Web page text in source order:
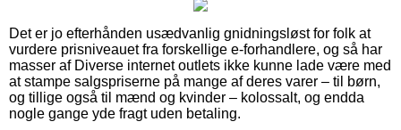
Det er jo efterhånden usædvanlig gnidningsløst for folk at
vurdere prisniveauet fra forskellige e-forhandlere, og så har
masser af Diverse internet outlets ikke kunne lade være med
at stampe salgspriserne på mange af deres varer – til børn,
og tillige også til mænd og kvinder – kolossalt, og endda
nogle gange yde fragt uden betaling.